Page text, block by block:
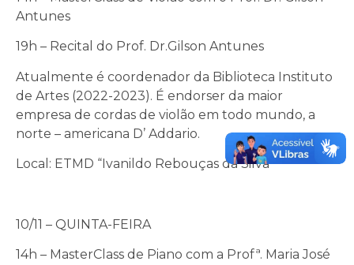
Antunes
19h – Recital do Prof. Dr.Gilson Antunes
Atualmente é coordenador da Biblioteca Instituto
de Artes (2022-2023). É endorser da maior
empresa de cordas de violão em todo mundo, a
norte – americana D’ Addario.
Local: ETMD “Ivanildo Rebouças da Silva”
10/11 – QUINTA-FEIRA
14h – MasterClass de Piano com a Profª. Maria José